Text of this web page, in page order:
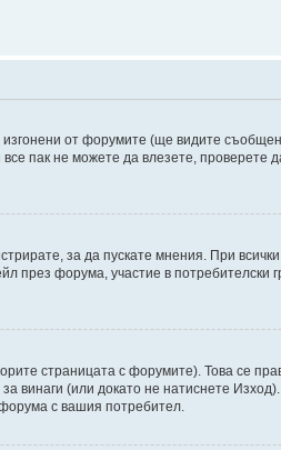
от форумите (ще видите
пак не можете да влезете,
за да пускате мнения. При
форума, участие в потребителски
страницата с форумите). Това се
винаги (или докато не натиснете
с вашия потребител.